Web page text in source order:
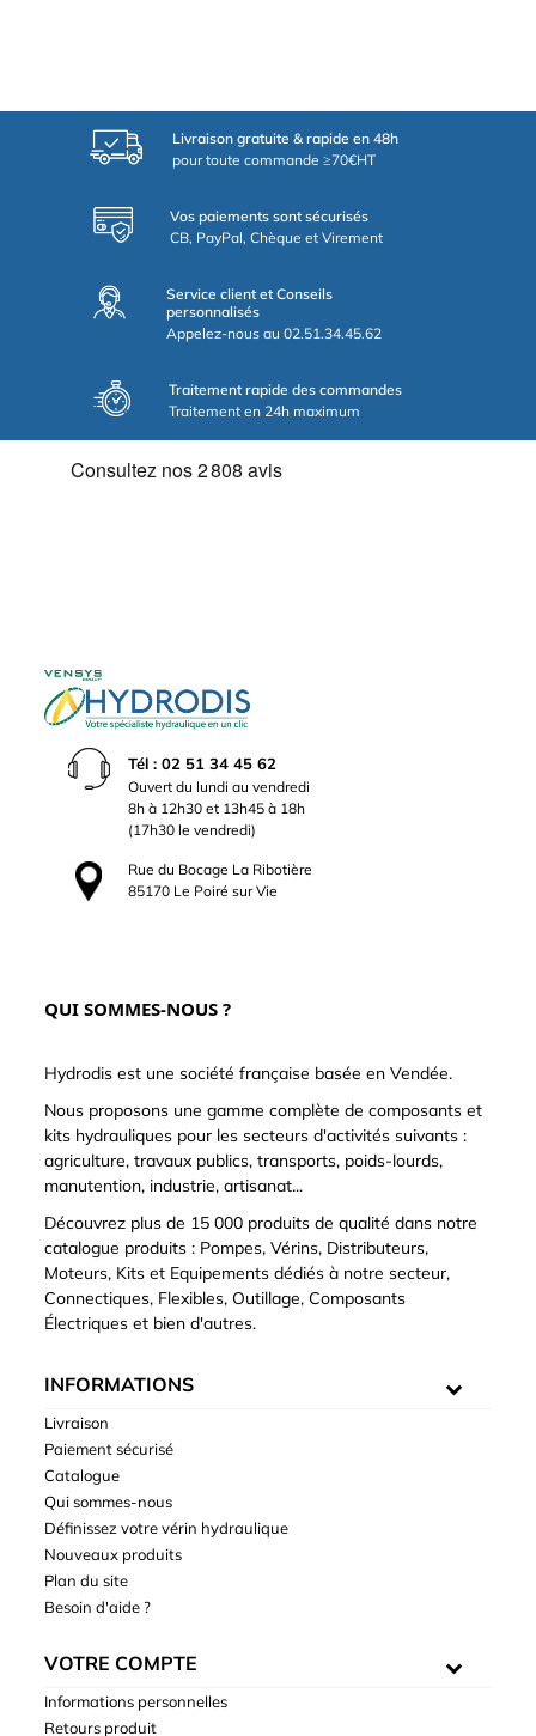
Livraison gratuite & rapide en 48h
pour toute commande ≥70€HT
Vos paiements sont sécurisés
CB, PayPal, Chèque et Virement
Service client et Conseils
personnalisés
Appelez-nous au 02.51.34.45.62
Traitement rapide des commandes
Traitement en 24h maximum
Tél : 02 51 34 45 62
Ouvert du lundi au vendredi
8h à 12h30 et 13h45 à 18h
(17h30 le vendredi)
Rue du Bocage La Ribotière
85170 Le Poiré sur Vie
QUI SOMMES-NOUS ?
Hydrodis est une société française basée en Vendée.
Nous proposons une gamme complète de composants et
kits hydrauliques pour les secteurs d'activités suivants :
agriculture, travaux publics, transports, poids-lourds,
manutention, industrie, artisanat...
Découvrez plus de 15 000 produits de qualité dans notre
catalogue produits : Pompes, Vérins, Distributeurs,
Moteurs, Kits et Equipements dédiés à notre secteur,
Connectiques, Flexibles, Outillage, Composants
Électriques et bien d'autres.
INFORMATIONS
Livraison
Paiement sécurisé
Catalogue
Qui sommes-nous
Définissez votre vérin hydraulique
Nouveaux produits
Plan du site
Besoin d'aide ?
VOTRE COMPTE
Informations personnelles
Retours produit